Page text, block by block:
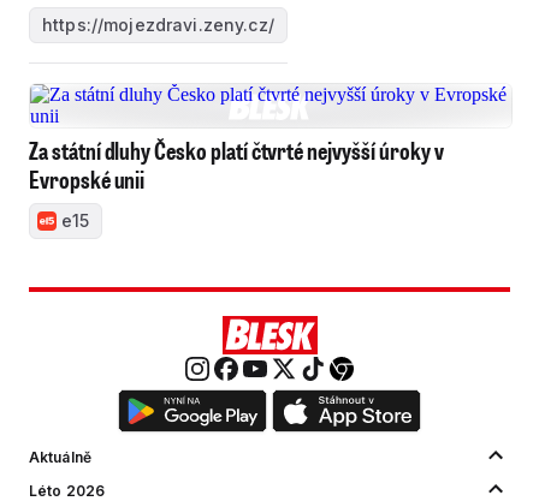
https://mojezdravi.zeny.cz/
Za státní dluhy Česko platí čtvrté nejvyšší úroky v
Evropské unii
e15
Aktuálně
Léto 2026